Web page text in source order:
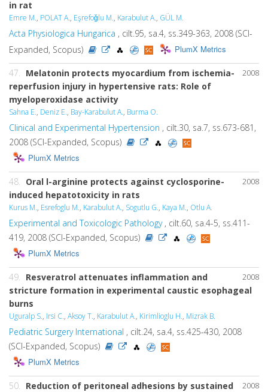
in rat
Emre M., POLAT A., Eşrefoǧlu M., Karabulut A., GÜL M.
Acta Physiologica Hungarica , cilt.95, sa.4, ss.349-363, 2008 (SCI-
Expanded, Scopus)
PlumX Metrics
2008
47.
Melatonin protects myocardium from ischemia-
reperfusion injury in hypertensive rats: Role of
myeloperoxidase activity
Sahna E., Deniz E., Bay-Karabulut A., Burma O.
Clinical and Experimental Hypertension , cilt.30, sa.7, ss.673-681,
2008 (SCI-Expanded, Scopus)
PlumX Metrics
2008
48.
Oral l-arginine protects against cyclosporine-
induced hepatotoxicity in rats
Kurus M., Esrefoglu M., Karabulut A., Sogutlu G., Kaya M., Otlu A.
Experimental and Toxicologic Pathology, cilt.60, sa.4-5, ss.411-
419, 2008 (SCI-Expanded, Scopus)
PlumX Metrics
2008
49.
Resveratrol attenuates inflammation and
stricture formation in experimental caustic esophageal
burns
Uguralp S., Irsi C., Aksoy T., Karabulut A., Kirimlioglu H., Mizrak B.
Pediatric Surgery International , cilt.24, sa.4, ss.425-430, 2008
(SCI-Expanded, Scopus)
PlumX Metrics
2008
50.
Reduction of peritoneal adhesions by sustained